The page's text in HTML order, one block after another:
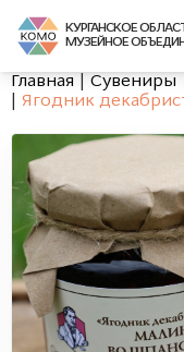
КУРГАНСКОЕ
МУЗЕЙНОЕ
Главная
Сувениры
Ягодник